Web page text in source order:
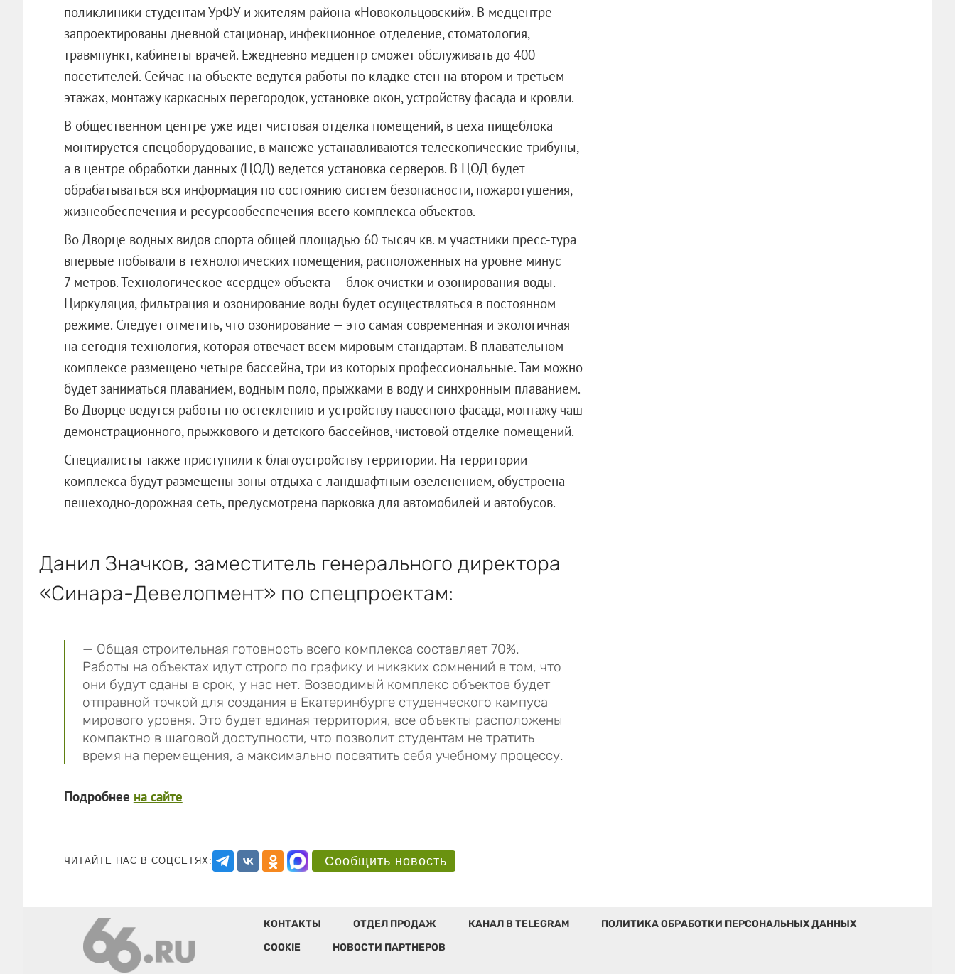
поликлиники студентам УрФУ и жителям района «Новокольцовский». В медцентре
запроектированы дневной стационар, инфекционное отделение, стоматология,
травмпункт, кабинеты врачей. Ежедневно медцентр сможет обслуживать до 400
посетителей. Сейчас на объекте ведутся работы по кладке стен на втором и третьем
этажах, монтажу каркасных перегородок, установке окон, устройству фасада и кровли.
В общественном центре уже идет чистовая отделка помещений, в цеха пищеблока
монтируется спецоборудование, в манеже устанавливаются телескопические трибуны,
а в центре обработки данных (ЦОД) ведется установка серверов. В ЦОД будет
обрабатываться вся информация по состоянию систем безопасности, пожаротушения,
жизнеобеспечения и ресурсообеспечения всего комплекса объектов.
Во Дворце водных видов спорта общей площадью 60 тысяч кв. м участники пресс-тура
впервые побывали в технологических помещения, расположенных на уровне минус
7 метров. Технологическое «сердце» объекта — блок очистки и озонирования воды.
Циркуляция, фильтрация и озонирование воды будет осуществляться в постоянном
режиме. Следует отметить, что озонирование — это самая современная и экологичная
на сегодня технология, которая отвечает всем мировым стандартам. В плавательном
комплексе размещено четыре бассейна, три из которых профессиональные. Там можно
будет заниматься плаванием, водным поло, прыжками в воду и синхронным плаванием.
Во Дворце ведутся работы по остеклению и устройству навесного фасада, монтажу чаш
демонстрационного, прыжкового и детского бассейнов, чистовой отделке помещений.
Специалисты также приступили к благоустройству территории. На территории
комплекса будут размещены зоны отдыха с ландшафтным озеленением, обустроена
пешеходно-дорожная сеть, предусмотрена парковка для автомобилей и автобусов.
Данил Значков, заместитель генерального директора
«Синара-Девелопмент» по спецпроектам:
— Общая строительная готовность всего комплекса составляет 70%.
Работы на объектах идут строго по графику и никаких сомнений в том, что
они будут сданы в срок, у нас нет. Возводимый комплекс объектов будет
отправной точкой для создания в Екатеринбурге студенческого кампуса
мирового уровня. Это будет единая территория, все объекты расположены
компактно в шаговой доступности, что позволит студентам не тратить
время на перемещения, а максимально посвятить себя учебному процессу.
Подробнее на сайте
ЧИТАЙТЕ НАС В СОЦСЕТЯХ: Сообщить новость
КОНТАКТЫ ОТДЕЛ ПРОДАЖ КАНАЛ В TELEGRAM
ПОЛИТИКА ОБРАБОТКИ ПЕРСОНАЛЬНЫХ ДАННЫХ
COOKIE
НОВОСТИ ПАРТНЕРОВ